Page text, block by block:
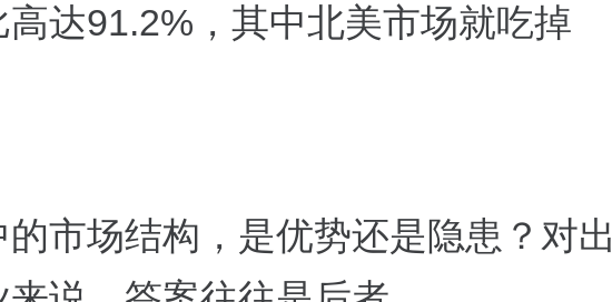
高达91.2%，其中北美市场就吃掉
市场结构，是优势还是隐患？对出